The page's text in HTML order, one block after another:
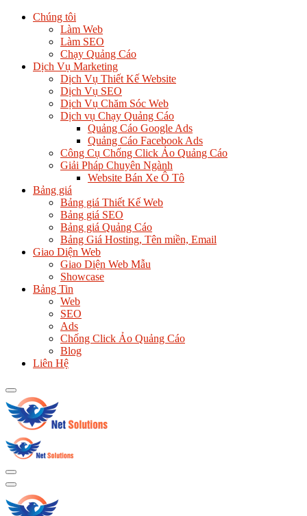
Chúng tôi
Làm Web
Làm SEO
Chạy Quảng Cáo
Dịch Vụ Marketing
Dịch Vụ Thiết Kế Website
Dịch Vụ SEO
Dịch Vụ Chăm Sóc Web
Dịch vụ Chạy Quảng Cáo
Quảng Cáo Google Ads
Quảng Cáo Facebook Ads
Công Cụ Chống Click Ảo Quảng Cáo
Giải Pháp Chuyên Ngành
Website Bán Xe Ô Tô
Bảng giá
Bảng giá Thiết Kế Web
Bảng giá SEO
Bảng giá Quảng Cáo
Bảng Giá Hosting, Tên miền, Email
Giao Diện Web
Giao Diện Web Mẫu
Showcase
Bảng Tin
Web
SEO
Ads
Chống Click Ảo Quảng Cáo
Blog
Liên Hệ